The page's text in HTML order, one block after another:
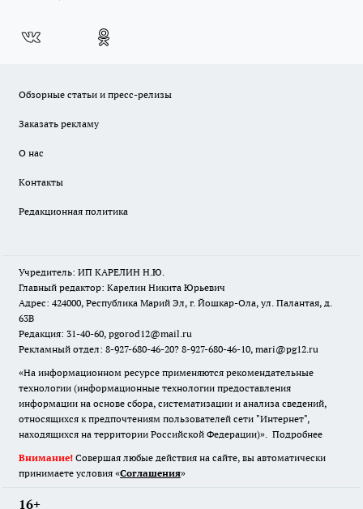
Обзорные статьи и пресс-релизы
Заказать рекламу
О нас
Контакты
Редакционная политика
Учредитель: ИП КАРЕЛИН Н.Ю.
Главный редактор: Карелин Никита Юрьевич
Адрес: 424000, Республика Марий Эл, г. Йошкар-Ола, ул. Палантая, д.
63В
Редакция: 31-40-60, pgorod12@mail.ru
Рекламный отдел: 8-927-680-46-20? 8-927-680-46-10, mari@pg12.ru
«На информационном ресурсе применяются рекомендательные
технологии (информационные технологии предоставления
информации на основе сбора, систематизации и анализа сведений,
относящихся к предпочтениям пользователей сети "Интернет",
находящихся на территории Российской Федерации)». Подробнее
Внимание! Совершая любые действия на сайте, вы автоматически
принимаете условия «Cоглашения»
16+